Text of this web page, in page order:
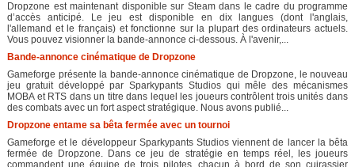
Dropzone est maintenant disponible sur Steam dans le cadre du programme
d’accès anticipé. Le jeu est disponible en dix langues (dont l'anglais,
l'allemand et le français) et fonctionne sur la plupart des ordinateurs actuels.
Vous pouvez visionner la bande-annonce ci-dessous. À l'avenir,...
Bande-annonce cinématique de Dropzone
Gameforge présente la bande-annonce cinématique de Dropzone, le nouveau
jeu gratuit développé par Sparkypants Studios qui mêle des mécanismes
MOBA et RTS dans un titre dans lequel les joueurs contrôlent trois unités dans
des combats avec un fort aspect stratégique. Nous avons publié...
Dropzone entame sa bêta fermée avec un tournoi
Gameforge et le développeur Sparkypants Studios viennent de lancer la bêta
fermée de Dropzone. Dans ce jeu de stratégie en temps réel, les joueurs